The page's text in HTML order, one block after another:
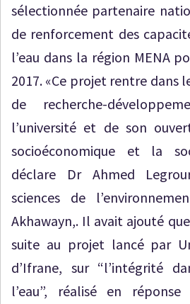
sélectionnée partenaire
de renforcement des
l’eau dans la région MENA
2017. «Ce projet rentre dans
de recherche-
l’université et de son
socioéconomique et la
déclare Dr Ahmed
sciences de
Akhawayn,. Il avait ajouté
suite au projet lancé par
d’Ifrane, sur “l’intégrité
l’eau”, réalisé en